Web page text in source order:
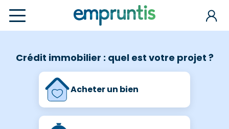
Crédit immobilier : quel est votre projet ?
Acheter un bien